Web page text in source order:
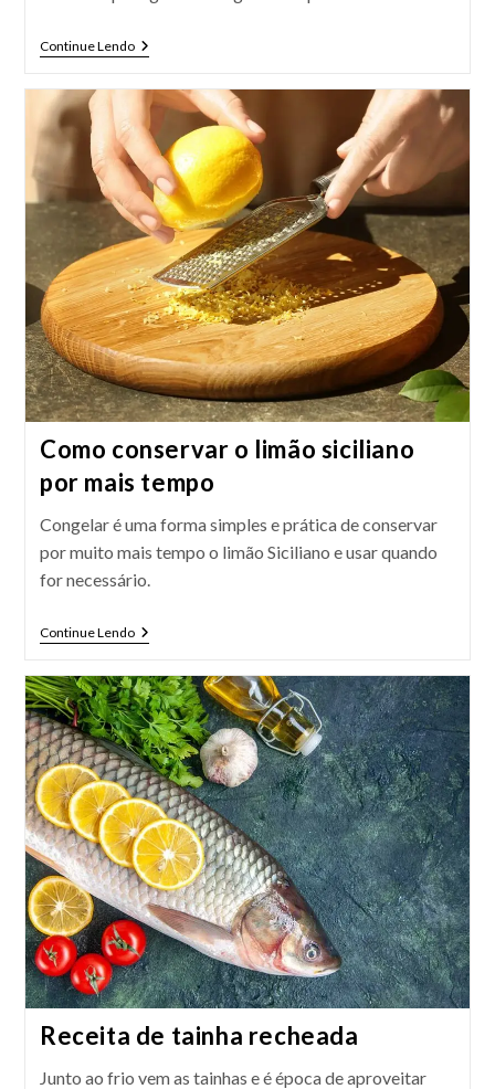
Continue LendoComo
Fazer
Em
Conserva
Como conservar o limão siciliano
por mais tempo
Congelar é uma forma simples e prática de conservar
por muito mais tempo o limão Siciliano e usar quando
for necessário.
Continue LendoComo
Conservar
Limão
Siciliano
Por
Mais
Tempo
Receita de tainha recheada
Junto ao frio vem as tainhas e é época de aproveitar